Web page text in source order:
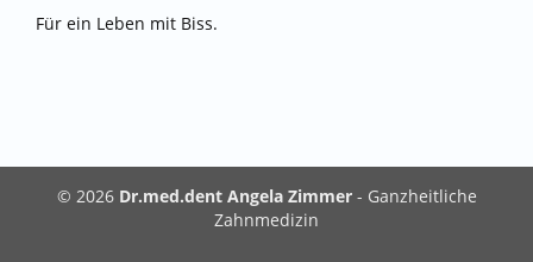
Für ein Leben mit Biss.
© 2026 Dr.med.dent Angela Zimmer- Ganzheitliche
Zahnmedizin